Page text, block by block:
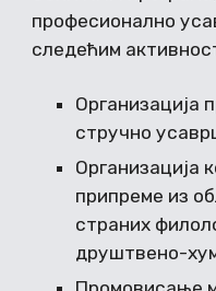
професионално
следећим
Организација
стручно
Организација
припреме из
страних
друштвено-